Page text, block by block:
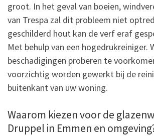
groot. In het geval van boeien,
van Trespa zal dit probleem niet
geschilderd hout kan de verf eraf
Met behulp van een hogedrukreiniger.
beschadigingen proberen te
voorzichtig worden gewerkt bij de
buitenkant van uw woning.
Waarom kiezen voor de
Druppel in Emmen en